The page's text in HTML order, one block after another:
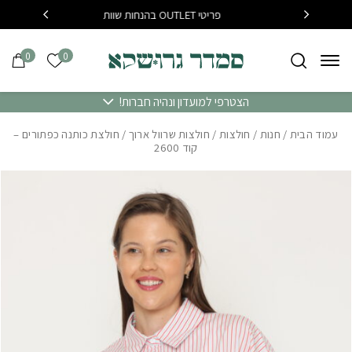
Skip to Content פריטי OUTLET בהנחות שוות
0 הרשימה
0
הצטרפי למועדון ונהיה חברות!
עמוד הבית / חנות / חולצות / חולצות שרוול ארוך / חולצת כותנה כפתורים –
קוד 2600
בחזרה למעלה